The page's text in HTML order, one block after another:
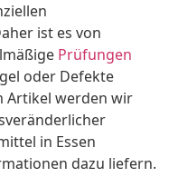
ist es von
Prüfungen
oder Defekte
Artikel werden wir
in Essen
dazu liefern.